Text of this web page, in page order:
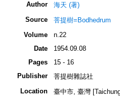
Author
海天 (著)
Source
菩提樹=Bodhedrum
Volume
n.22
Date
1954.09.08
Pages
15 - 16
Publisher
菩提樹雜誌社
Location
臺中市, 臺灣